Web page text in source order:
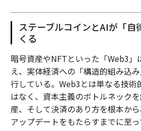
ステーブルコインとAIが「自
くる
暗号資産やNFTといった「Web3」
え、実体経済への「構造的組み込
行している。Web3とは単なる技術
はなく、資本主義のボトルネック
産、そして決済のあり方を根本か
アップデートをもたらすまでに至っ